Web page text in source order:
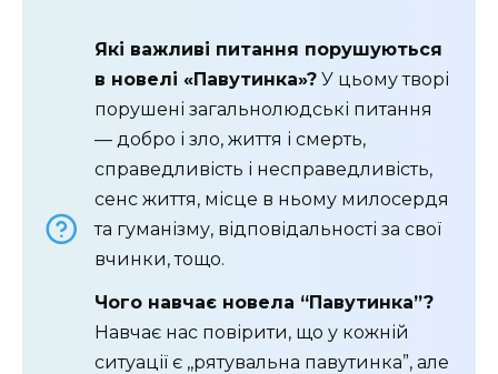
Які важливі питання порушуються
в новелі «Павутинка»? У цьому творі
порушені загальнолюдські питання
— добро і зло, життя і смерть,
справедливість і несправедливість,
сенс життя, місце в ньому милосердя
та гуманізму, відповідальності за свої
вчинки, тощо.
Чого навчає новела “Павутинка”?
Навчає нас повірити, що у кожній
ситуації є ,,рятувальна павутинка”, але